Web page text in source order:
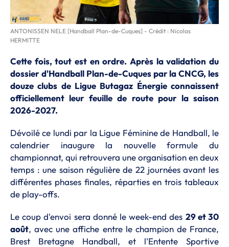
ANTONISSEN NELE [Handball Plan-de-Cuques] - Crédit : Nicolas
HERMITTE
Cette fois, tout est en ordre. Après la validation du
dossier d'Handball Plan-de-Cuques par la CNCG, les
douze clubs de Ligue Butagaz Énergie connaissent
officiellement leur feuille de route pour la saison
2026-2027.
Dévoilé ce lundi par la Ligue Féminine de Handball, le
calendrier inaugure la nouvelle formule du
championnat, qui retrouvera une organisation en deux
temps : une saison régulière de 22 journées avant les
différentes phases finales, réparties en trois tableaux
de play-offs.
Le coup d'envoi sera donné le week-end des 29 et 30
août, avec une affiche entre le champion de France,
Brest Bretagne Handball, et l'Entente Sportive